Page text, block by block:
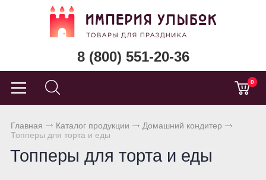
8 (800) 551-20-36
0
Главная Каталог продукции
Домашний кондитер
Топперы для торта и еды
Топперы для торта и еды